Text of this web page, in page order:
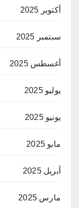
أكتوبر 2025
سبتمبر 2025
أغسطس 2025
يوليو 2025
يونيو 2025
مايو 2025
أبريل 2025
مارس 2025